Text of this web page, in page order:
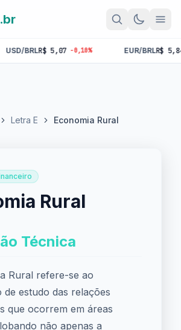
BRLR$ 5,07 -0,10% EUR/BRLR$ 5,84 -
Letra E Economia Rural
Rural
Técnica
Rural refere-se ao
de estudo das relações
que ocorrem em áreas
não apenas a